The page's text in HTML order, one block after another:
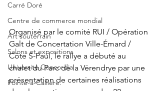
Carré Doré
Centre de commerce mondial
Art souterrain
Salons et expositions
Université Concordia
Pointe-à-Callière.
Organisé par le comité RUI / Opération
Galt de Concertation Ville-Émard /
Côte S-Paul, le rallye a débuté au
chalet du Parc de la Vérendrye par une
présentation de certaines réalisations